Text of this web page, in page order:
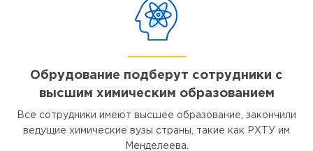
Обрудование подберут сотрудники с
высшим химическим образованием
Все сотрудники имеют высшее образование, закончили
ведущие химические вузы страны, такие как РХТУ им
Менделеева.